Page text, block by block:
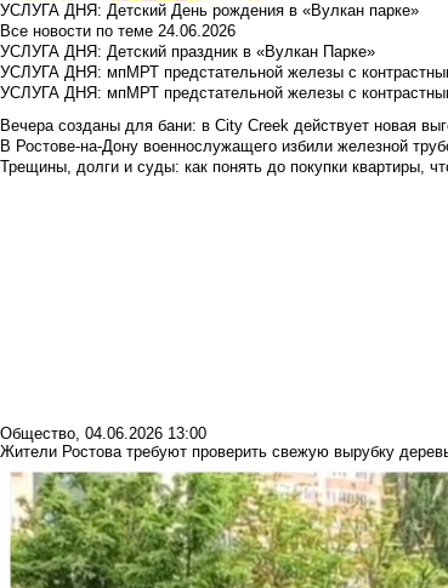
УСЛУГА ДНЯ: Детский День рождения в «Вулкан парке»
Все новости по теме 24.06.2026
УСЛУГА ДНЯ: Детский праздник в «Вулкан Парке»
УСЛУГА ДНЯ: мпМРТ предстательной железы с
УСЛУГА ДНЯ: мпМРТ предстательной железы с
Вечера созданы для бани: в City Creek действует новая
В Ростове-на-Дону военнослужащего избили железной
Трещины, долги и суды: как понять до покупки квартиры,
Общество, 04.06.2026 13:00
Жители Ростова требуют проверить свежую вырубку